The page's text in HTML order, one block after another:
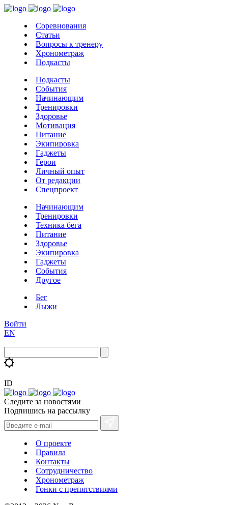
Соревнования
Статьи
Вопросы к тренеру
Хронометраж
Подкасты
Подкасты
События
Начинающим
Тренировки
Здоровье
Мотивация
Питание
Экипировка
Гаджеты
Герои
Личный опыт
От редакции
Спецпроект
Начинающим
Тренировки
Техника бега
Питание
Здоровье
Экипировка
Гаджеты
События
Другое
Бег
Лыжи
Войти
EN
ID
Следите за новостями
Подпишись на рассылку
О проекте
Правила
Контакты
Сотрудничество
Хронометраж
Гонки с препятствиями